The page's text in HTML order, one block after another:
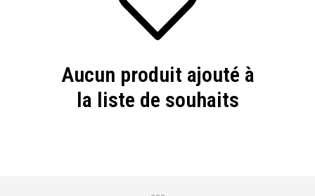
Aucun produit ajouté à
la liste de souhaits